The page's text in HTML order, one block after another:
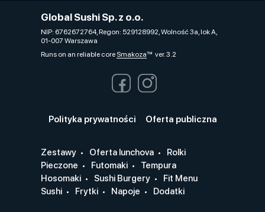
Global Sushi Sp. z o.o.
NIP: 6762672764, Regon: 529128992, Wolność 3a, lok A,
01-007 Warszawa
Runs on an reliable core Smakozaver. 3.2
Polityka prywatności Oferta publiczna
Zestawy Oferta lunchova
Rolki
Pieczone
Futomaki
Tempura
Hosomaki
Sushi Burgery
Fit Menu
Sushi
Frytki Napoje Dodatki